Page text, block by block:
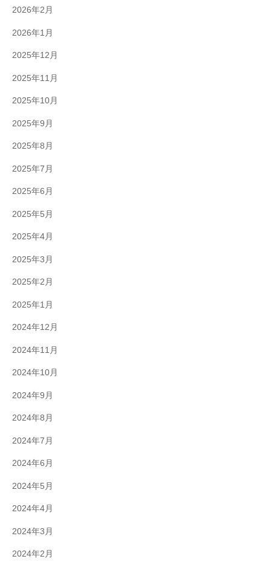
2026年2月
2026年1月
2025年12月
2025年11月
2025年10月
2025年9月
2025年8月
2025年7月
2025年6月
2025年5月
2025年4月
2025年3月
2025年2月
2025年1月
2024年12月
2024年11月
2024年10月
2024年9月
2024年8月
2024年7月
2024年6月
2024年5月
2024年4月
2024年3月
2024年2月